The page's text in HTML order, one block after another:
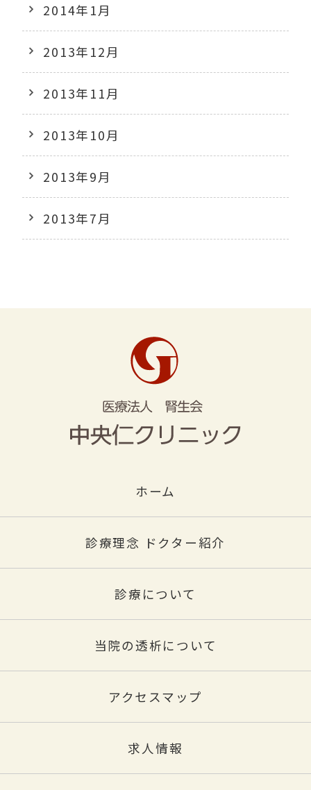
2014年1月
2013年12月
2013年11月
2013年10月
2013年9月
2013年7月
ホーム
診療理念 ドクター紹介
診療について
当院の透析について
アクセスマップ
求人情報